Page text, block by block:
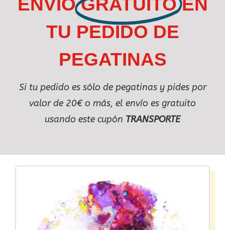
TU PEDIDO DE
PEGATINAS
Si tu pedido es sólo de pegatinas y pides por
valor de 20€ o más, el envío es gratuito
usando este cupón TRANSPORTE